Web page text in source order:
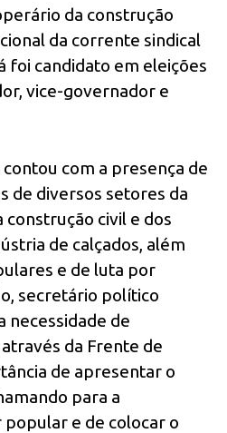
da construção
da corrente sindical
foi candidato em eleições
vice-governador e
com a presença de
de diversos setores da
construção civil e dos
de calçados, além
e de luta por
secretário político
necessidade de
da Frente de
de apresentar o
para a
e de colocar o